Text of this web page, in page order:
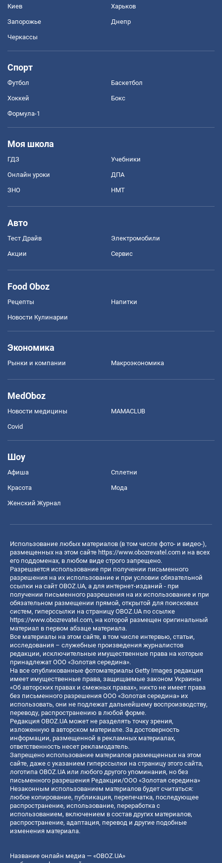
Киев Харьков
Запорожье Днепр
Черкассы
Спорт
Футбол Баскетбол
Хоккей Бокс
Формула-1
Моя школа
ГДЗ Учебники
Онлайн уроки ДПА
ЗНО НМТ
Авто
Тест Драйв Электромобили
Акции Сервис
Food Oboz
Рецепты Напитки
Новости Кулинарии
Экономика
Рынки и компании Mакроэкономика
MedOboz
Новости медицины MAMACLUB
Covid
Шоу
Афиша Сплетни
Красота Мода
Женский Журнал
Использование любых материалов (в том числе фото- и видео-),
размещенных на этом сайте https://www.obozrevatel.com и на всех
его поддоменах, в любом виде строго запрещено.
Разрешается использование при получении письменного
разрешения на их использование и при условии обязательной
ссылки на сайт OBOZ.UA, а для интернет-изданий - при
получении письменного разрешения на их использование и при
обязательном размещении прямой, открытой для поисковых
систем, гиперссылки на страницу OBOZ.UA по ссылке
https://www.obozrevatel.com, на которой размещен оригинальный
материал в первом абзаце материала.
Все материалы на этом сайте, в том числе интервью, статьи,
исследования – служебные произведения журналистов
редакции, исключительные имущественные права на которые
принадлежат ООО «Золотая середина».
На все опубликованные фотоматериалы Getty Images редакция
имеет имущественные права, защищаемые законом Украины
«Об авторских правах и смежных правах», никто не имеет права
без письменного разрешения ООО «Золотая середина» их
использовать, они не подлежат дальнейшему воспроизводству,
переводу, распространению в любой форме.
Редакция OBOZ.UA может не разделять точку зрения,
изложенную в авторском материале. За достоверность
информации, размещенной в рекламных материалах,
ответственность несет рекламодатель.
Запрещено использование материалов размещенных на этом
сайте, даже с указанием гиперссылки на страницу этого сайта,
логотипа OBOZ.UA или любого другого упоминания, но без
письменного разрешения Редакции/ООО «Золотая середина»
Незаконным использованием материалов будет считаться:
любое копирование, публикация, перепечатка, последующее
распространение, использование, переработка с
использованием, включением в состав других материалов,
распространение, адаптация, перевод и другие подобные
изменения материала.
Название онлайн медиа — «OBOZ.UA»